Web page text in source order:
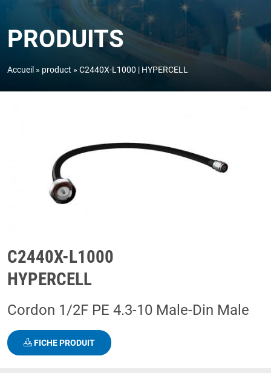
PRODUITS
Accueil product C2440X-L1000 | HYPERCELL
C2440X-L1000
HYPERCELL
Cordon 1/2F PE 4.3-10 Male-Din Male
FICHE PRODUIT